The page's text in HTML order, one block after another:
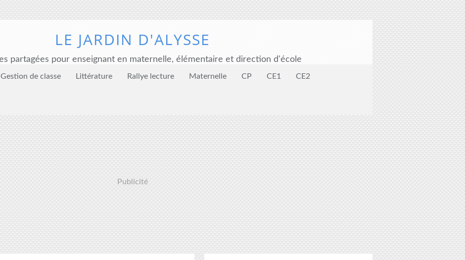
LE JARDIN D'ALYSSE
partagées pour enseignant en maternelle, élémentaire et direction d'école
Gestion de classe Littérature Rallye lecture Maternelle CP CE1 CE2
Publicité